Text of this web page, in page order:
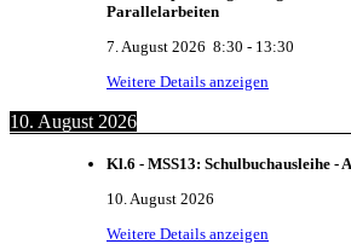
Parallelarbeiten
7. August 2026 8:30 - 13:30
Weitere Details anzeigen
10. August 2026
Kl.6 - MSS13: Schulbuchausleihe -
10. August 2026
Weitere Details anzeigen